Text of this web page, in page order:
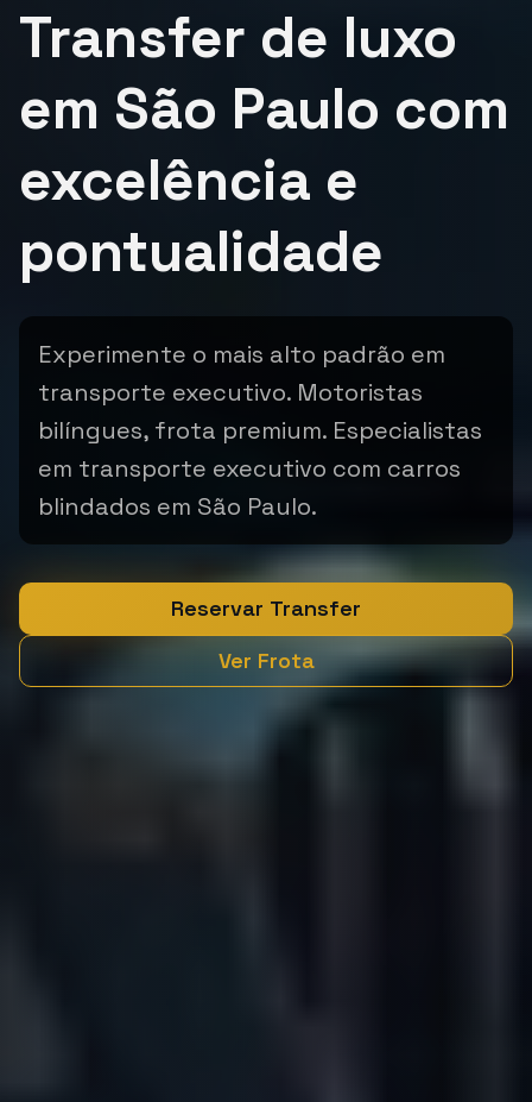
Transfer de luxo
em São Paulo com
excelência e
pontualidade
Experimente o mais alto padrão em
transporte executivo. Motoristas
bilíngues, frota premium. Especialistas
em transporte executivo com carros
blindados em São Paulo.
Reservar Transfer
Ver Frota